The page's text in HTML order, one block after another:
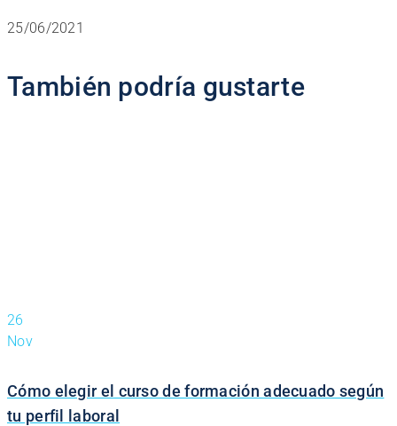
25/06/2021
También podría gustarte
26
Nov
Cómo elegir el curso de formación adecuado según
tu perfil laboral